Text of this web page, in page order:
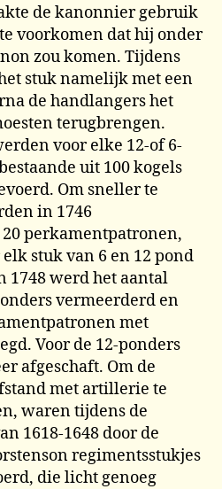
de kanonnier gebruik
voorkomen dat hij onder
zou komen. Tijdens
stuk namelijk met een
de handlangers het
terugbrengen.
voor elke 12-of 6-
uit 100 kogels
Om sneller te
in 1746
perkamentpatronen,
stuk van 6 en 12 pond
1748 werd het aantal
vermeerderd en
met
Voor de 12-ponders
afgeschaft. Om de
met artillerie te
waren tijdens de
1618-1648 door de
regimentsstukjes
die licht genoeg